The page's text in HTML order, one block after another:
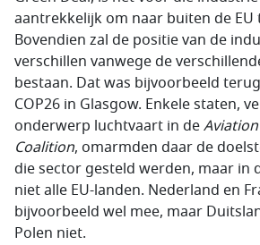
aantrekkelijk om naar buiten de EU
Bovendien zal de positie van de
verschillen vanwege de
bestaan. Dat was bijvoorbeeld
COP26 in Glasgow. Enkele staten,
onderwerp luchtvaart in de
Coalition, omarmden daar de
die sector gesteld werden, maar in
niet alle EU-landen. Nederland en
bijvoorbeeld wel mee, maar
Polen niet.